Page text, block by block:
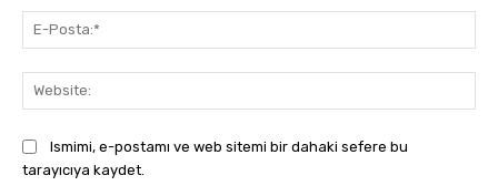
Ismimi, e-postamı ve web sitemi bir dahaki sefere bu
tarayıcıya kaydet.